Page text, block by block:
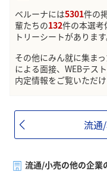
ベルーナには5301件の
輩たちの132件の本選考
トリーシートがあります
その他にみん就に集ま
による面接、WEBテス
内定情報をご覧いただけ
流通
流通/小売の他の企業